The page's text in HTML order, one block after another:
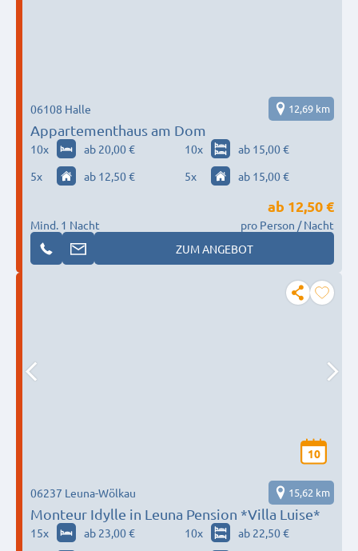
Appartementhaus am Dom
06108 Halle 12,69 km
10x ab 20,00 € 10x
ab 15,00 €
5x ab 12,50 € 5x ab 15,00 €
Mind. 1 Nacht
ab 12,50 €
pro Person / Nacht
ZUM ANGEBOT
10
Monteur Idylle in Leuna Pension *Villa Luise*
06237 Leuna-Wölkau 15,62 km
15x ab 23,00 € 10x
ab 22,50 €